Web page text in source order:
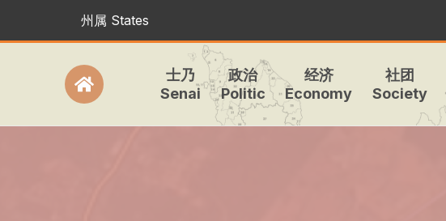
州属 States
Icon
士乃
Senai
政治
Politic
经济
Economy
社团
Society